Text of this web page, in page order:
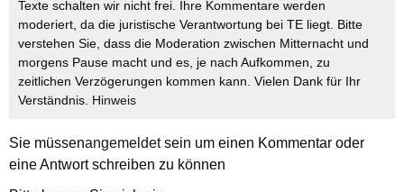
Texte schalten wir nicht frei. Ihre Kommentare werden
moderiert, da die juristische Verantwortung bei TE liegt. Bitte
verstehen Sie, dass die Moderation zwischen Mitternacht und
morgens Pause macht und es, je nach Aufkommen, zu
zeitlichen Verzögerungen kommen kann. Vielen Dank für Ihr
Verständnis. Hinweis
Sie müssenangemeldetsein um einen Kommentar oder
eine Antwort schreiben zu können